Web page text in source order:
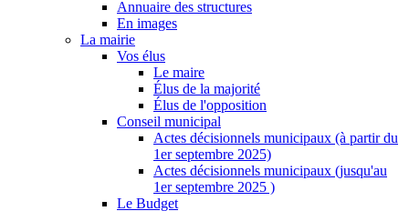
Annuaire des structures
En images
La mairie
Vos élus
Le maire
Élus de la majorité
Élus de l'opposition
Conseil municipal
Actes décisionnels municipaux (à partir du
1er septembre 2025)
Actes décisionnels municipaux (jusqu'au
1er septembre 2025 )
Le Budget